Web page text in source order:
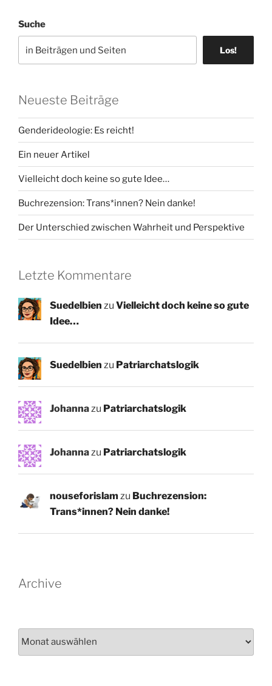
Suche
Los!
Neueste Beiträge
Genderideologie: Es reicht!
Ein neuer Artikel
Vielleicht doch keine so gute Idee…
Buchrezension: Trans*innen? Nein danke!
Der Unterschied zwischen Wahrheit und Perspektive
Letzte Kommentare
Suedelbien zu Vielleicht doch keine so gute
Idee…
Suedelbien zu Patriarchatslogik
Johannazu Patriarchatslogik
Johannazu Patriarchatslogik
nouseforislam zu Buchrezension:
Trans*innen? Nein danke!
Archive